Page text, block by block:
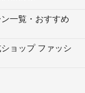
一覧・おすすめ
ョップ ファッシ